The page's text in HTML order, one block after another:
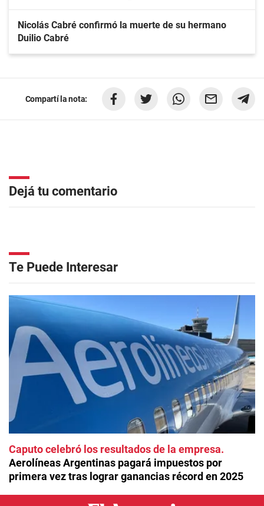
Nicolás Cabré confirmó la muerte de su hermano
Duilio Cabré
Compartí la nota:
Dejá tu comentario
Te Puede Interesar
Caputo celebró los resultados de la empresa
Aerolíneas Argentinas pagará impuestos por
primera vez tras lograr ganancias récord en 2025